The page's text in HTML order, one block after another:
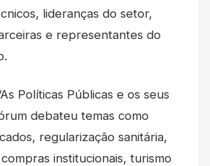
lideranças do setor,
e representantes do
Políticas Públicas e os seus
debateu temas como
regularização sanitária,
institucionais, turismo